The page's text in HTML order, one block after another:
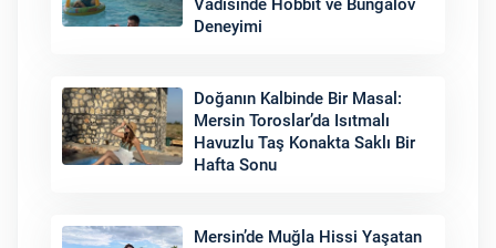
Vadisinde Hobbit ve Bungalov
Deneyimi
Doğanın Kalbinde Bir Masal:
Mersin Toroslar’da Isıtmalı
Havuzlu Taş Konakta Saklı Bir
Hafta Sonu
Mersin’de Muğla Hissi Yaşatan